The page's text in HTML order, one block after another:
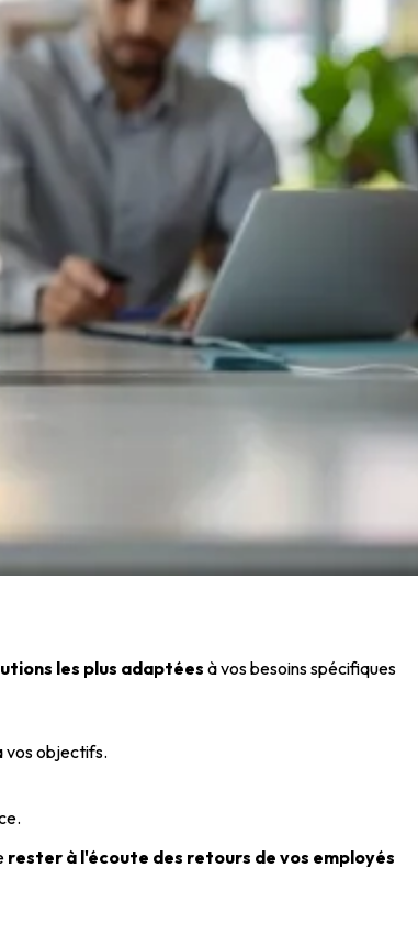
les plus adaptées à vos besoins spécifiques
vos objectifs.
rester à l'écoute des retours de vos employés